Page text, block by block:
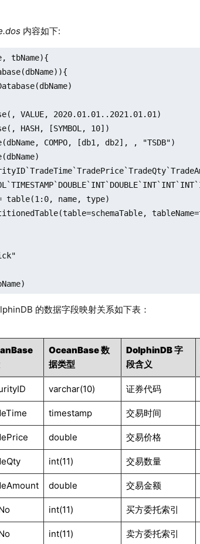
内容如下:
tbName){
的数据字段映射关系如下表：
OceanBase 数
据类型
DolphinDB 字
段含义
varchar(10) 证券代码
timestamp 交易时间
double 交易价格
int(11) 交易数量
double 交易金额
int(11) 买方委托索引
int(11) 卖方委托索引